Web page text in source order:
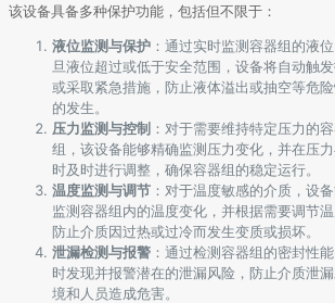
该设备具备多种保护功能，包括但不限于：
液位监测与保护 ：通过实时监测容器组的液
旦液位超过或低于安全范围，设备将自动触
或采取紧急措施，防止液体溢出或抽空等危
的发生。
压力监测与控制 ：对于需要维持特定压力的
组，该设备能够精确监测压力变化，并在压
时及时进行调整，确保容器组的稳定运行。
温度监测与调节 ：对于温度敏感的介质，设
监测容器组内的温度变化，并根据需要调节温
防止介质因过热或过冷而发生变质或损坏。
泄漏检测与报警 ：通过检测容器组的密封性
时发现并报警潜在的泄漏风险，防止介质泄
境和人员造成危害。